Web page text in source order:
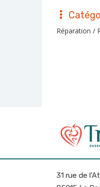
Réparation /
31 rue de